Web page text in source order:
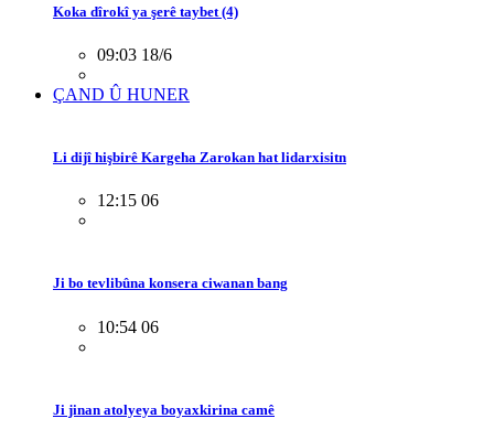
Koka dîrokî ya şerê taybet (4)
09:03 18/6
ÇAND Û HUNER
Li dijî hişbirê Kargeha Zarokan hat lidarxisitn
12:15 06
Ji bo tevlibûna konsera ciwanan bang
10:54 06
Ji jinan atolyeya boyaxkirina camê